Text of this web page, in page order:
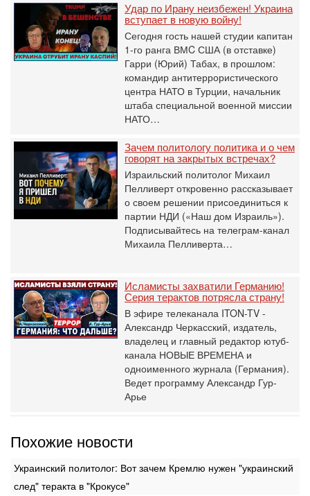
Удар по Ирану неизбежен! Украина
вступает в новую войну!
Сегодня гость нашей студии капитан
1-го ранга ВМC США (в отставке)
Гарри (Юрий) Табах, в прошлом:
командир антитеррористического
центра НАТО в Турции, начальник
штаба специальной военной миссии
НАТО…
Зачем политологу политика и о чем
говорят на закрытых встречах?
Израильский политолог Михаил
Пелливерт откровенно рассказывает
о своем решении присоединиться к
партии НДИ («Наш дом Израиль»).
Подписывайтесь на телеграм-канал
Михаила Пелливерта…
Исламисты захватили Германию!
Серия терактов потрясла страну!
В эфире телеканала ITON-TV -
Александр Черкасский, издатель,
владелец и главный редактор ютуб-
канала НОВЫЕ ВРЕМЕНА и
одноименного журнала (Германия).
Ведет программу Александр Гур-
Арье
Похожие новости
Украинский политолог: Вот зачем Кремлю нужен "украинский
след" теракта в "Крокусе"